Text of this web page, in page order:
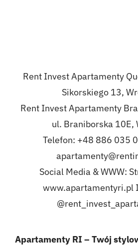
Rent Invest Apartamenty
Sikorskiego 13,
Rent Invest Apartamenty
ul. Braniborska 10E,
Telefon: +48 886 035
Social Media & WWW:
www.apartamentyri.pl
Apartamenty RI – Twój